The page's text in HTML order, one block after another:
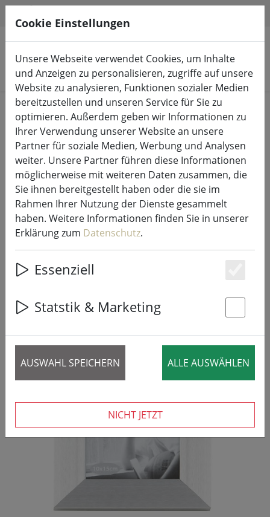
Produkte suchen
Start Wohnen Wohnaccessoires
KJ Collection Bilderrahmen
Aluminium/Glas 15 x 10cm
Cookie Einstellungen
Unsere Webseite verwendet Cookies, um Inhalte
und Anzeigen zu personalisieren, zugriffe auf unsere
Website zu analysieren, Funktionen sozialer Medien
bereitzustellen und unseren Service für Sie zu
optimieren. Außerdem geben wir Informationen zu
Ihrer Verwendung unserer Website an unsere
Partner für soziale Medien, Werbung und Analysen
weiter. Unsere Partner führen diese Informationen
möglicherweise mit weiteren Daten zusammen, die
Sie ihnen bereitgestellt haben oder die sie im
Rahmen Ihrer Nutzung der Dienste gesammelt
haben. Weitere Informationen finden Sie in unserer
Erklärung zum Datenschutz.
Essenziell
Statstik & Marketing
AUSWAHL SPEICHERN ALLE AUSWÄHLEN
NICHT JETZT